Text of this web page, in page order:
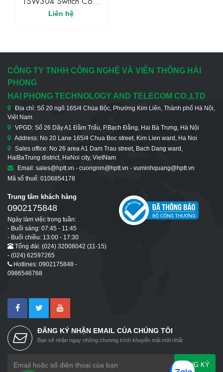
Nghiệp 4 Cổng
Ethernet Gigabit
Liên hệ
CÔNG TY TNHH CÔNG NGHỆ VÀ VIỄN THÔNG HẢI
PHONG
HAI PHONG TECHNOLOGY AND TELECOM CO.,LTD
Địa chỉ: Số 20 ngõ 165/4 Chùa Bộc, Phường Kim Liên, Thành phố Hà Nội,
Việt Nam
VPGD: Số 26 Dãy A1 Đầm Trấu, P.Bạch Đằng, Hai Bà Trưng, Hà Nội
Address: No 20 Lane 165/4 Chua Boc street, Kim Lien ward, Ha Noi
Sales office: No 26 area A1 Dam Trau street, Bach Dang ward,
HaiBaTrung district, HaNoi city, VietNam
Email: sales@hptt.vn - cuongnm@hptt.vn - vuminhquang@hptt.vn
Mã số thuế: 0106854178
Trung tâm khách hàng
0902175848
Ngày làm việc trong tuần:
- Buổi sáng: 07:45 - 11:45
- Buổi chiều: 13:00 - 17:30
Tổng đài: (024) 32008042 (11-15)
- (024) 62597265
Hotlines: 0902175848 -
0986546768
ĐĂNG KÝ NHẬN EMAIL CỦA CHÚNG TÔI
Bạn sẽ nhận ngay những chương trình khuyến mãi mới nhất
ĐĂNG KÝ